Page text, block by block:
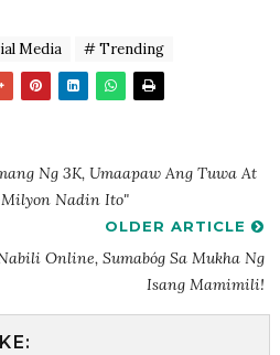
Media # Trending
Ng 3K, Umaapaw Ang Tuwa At
Milyon Nadin Ito"
OLDER ARTICLE
Online, Sumabóg Sa Mukha Ng
Isang Mamimili!